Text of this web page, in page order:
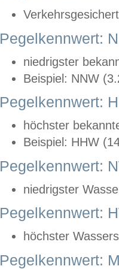
Pegelkennwert:
niedrigster
Beispiel: NNW
Pegelkennwert:
höchster
Beispiel: HHW
Pegelkennwert:
niedrigster
Pegelkennwert:
höchster
Pegelkennwert: